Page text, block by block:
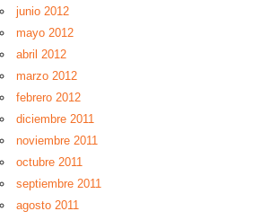
junio 2012
mayo 2012
abril 2012
marzo 2012
febrero 2012
diciembre 2011
noviembre 2011
octubre 2011
septiembre 2011
agosto 2011